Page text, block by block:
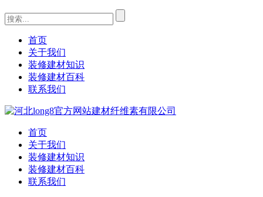
首页
关于我们
装修建材知识
装修建材百科
联系我们
首页
关于我们
装修建材知识
装修建材百科
联系我们